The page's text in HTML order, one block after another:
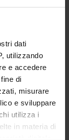
dati
utilizzando
e accedere
di
misurare
e sviluppare
utilizza i
in materia di
digitale